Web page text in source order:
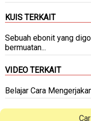
KUIS TERKAIT
Sebuah ebonit yang
bermuatan...
VIDEO TERKAIT
Belajar Cara